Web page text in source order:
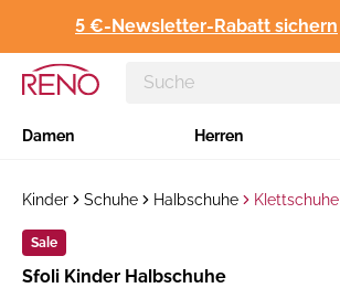
5 €-Newsletter-Rabatt sichern
Damen Herren
Kinder Schuhe Halbschuhe Klettschuhe
Sale
Hersteller:
Sfoli Kinder Halbschuhe